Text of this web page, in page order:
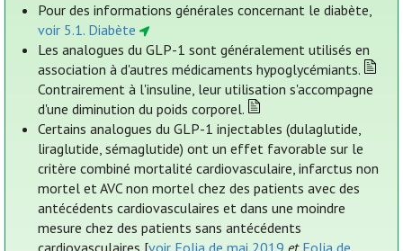
Pour des informations générales concernant le diabète,
voir 5.1. Diabète
Les analogues du GLP-1 sont généralement utilisés en
association à d'autres médicaments hypoglycémiants.
Contrairement à l'insuline, leur utilisation s'accompagne
d'une diminution du poids corporel.
Certains analogues du GLP-1 injectables (dulaglutide,
liraglutide, sémaglutide) ont un effet favorable sur le
critère combiné mortalité cardiovasculaire, infarctus non
mortel et AVC non mortel chez des patients avec des
antécédents cardiovasculaires et dans une moindre
mesure chez des patients sans antécédents